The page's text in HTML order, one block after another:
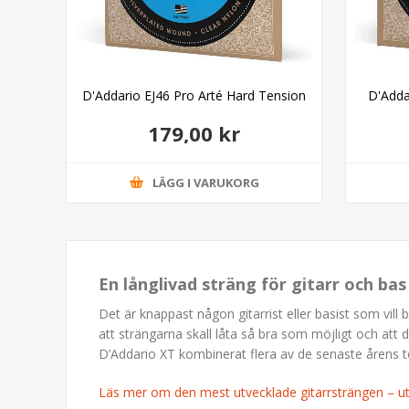
D'Addario EJ46 Pro Arté Hard Tension
179,00 kr
LÄGG I VARUKORG
En långlivad sträng för gitarr och
Det är knappast någon gitarrist eller basist som vill
att strängarna skall låta så bra som möjligt och att
D’Addario XT kombinerat flera av de senaste
Läs mer om den mest utvecklade gitarrsträngen –